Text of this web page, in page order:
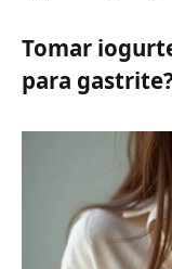
Tomar
para